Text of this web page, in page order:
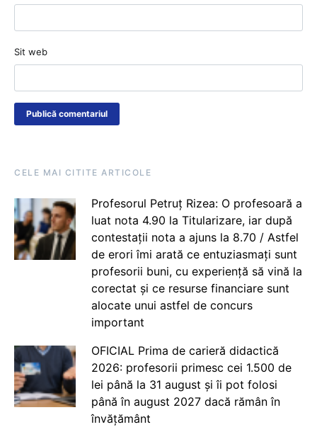
Sit web
CELE MAI CITITE ARTICOLE
Profesorul Petruț Rizea: O profesoară a
luat nota 4.90 la Titularizare, iar după
contestații nota a ajuns la 8.70 / Astfel
de erori îmi arată ce entuziasmați sunt
profesorii buni, cu experiență să vină la
corectat și ce resurse financiare sunt
alocate unui astfel de concurs
important
OFICIAL Prima de carieră didactică
2026: profesorii primesc cei 1.500 de
lei până la 31 august și îi pot folosi
până în august 2027 dacă rămân în
învățământ